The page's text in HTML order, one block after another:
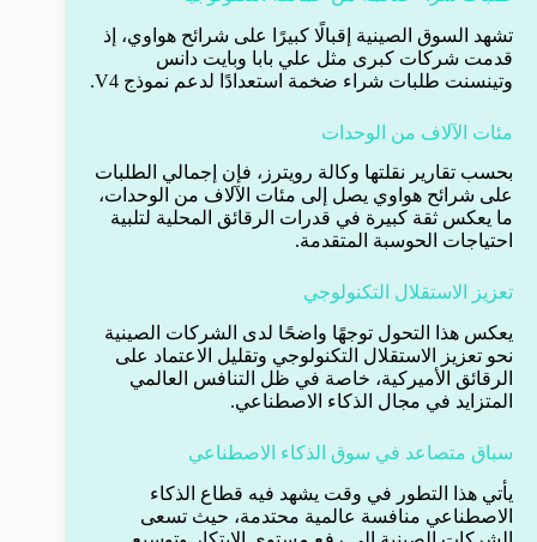
تشهد السوق الصينية إقبالًا كبيرًا على شرائح هواوي، إذ
قدمت شركات كبرى مثل علي بابا وبايت دانس
وتينسنت طلبات شراء ضخمة استعدادًا لدعم نموذج V4.
مئات الآلاف من الوحدات
بحسب تقارير نقلتها وكالة رويترز، فإن إجمالي الطلبات
على شرائح هواوي يصل إلى مئات الآلاف من الوحدات،
ما يعكس ثقة كبيرة في قدرات الرقائق المحلية لتلبية
احتياجات الحوسبة المتقدمة.
تعزيز الاستقلال التكنولوجي
يعكس هذا التحول توجهًا واضحًا لدى الشركات الصينية
نحو تعزيز الاستقلال التكنولوجي وتقليل الاعتماد على
الرقائق الأميركية، خاصة في ظل التنافس العالمي
المتزايد في مجال الذكاء الاصطناعي.
سباق متصاعد في سوق الذكاء الاصطناعي
يأتي هذا التطور في وقت يشهد فيه قطاع الذكاء
الاصطناعي منافسة عالمية محتدمة، حيث تسعى